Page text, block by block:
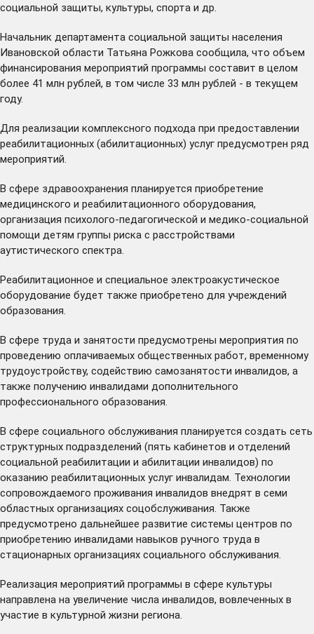
социальной защиты, культуры, спорта и др.
Начальник департамента социальной защиты населения
Ивановской области Татьяна Рожкова сообщила, что объем
финансирования мероприятий программы составит в целом
более 41 млн рублей, в том числе 33 млн рублей - в текущем
году.
Для реализации комплексного подхода при предоставлении
реабилитационных (абилитационных) услуг предусмотрен ряд
мероприятий.
В сфере здравоохранения планируется приобретение
медицинского и реабилитационного оборудования,
организация психолого-педагогической и медико-социальной
помощи детям группы риска с расстройствами
аутистического спектра.
Реабилитационное и специальное электроакустическое
оборудование будет также приобретено для учреждений
образования.
В сфере труда и занятости предусмотрены мероприятия по
проведению оплачиваемых общественных работ, временному
трудоустройству, содействию самозанятости инвалидов, а
также получению инвалидами дополнительного
профессионального образования.
В сфере социального обслуживания планируется создать сеть
структурных подразделений (пять кабинетов и отделений
социальной реабилитации и абилитации инвалидов) по
оказанию реабилитационных услуг инвалидам. Технологии
сопровождаемого проживания инвалидов внедрят в семи
областных организациях соцобслуживания. Также
предусмотрено дальнейшее развитие системы центров по
приобретению инвалидами навыков ручного труда в
стационарных организациях социального обслуживания.
Реализация мероприятий программы в сфере культуры
направлена на увеличение числа инвалидов, вовлеченных в
участие в культурной жизни региона.